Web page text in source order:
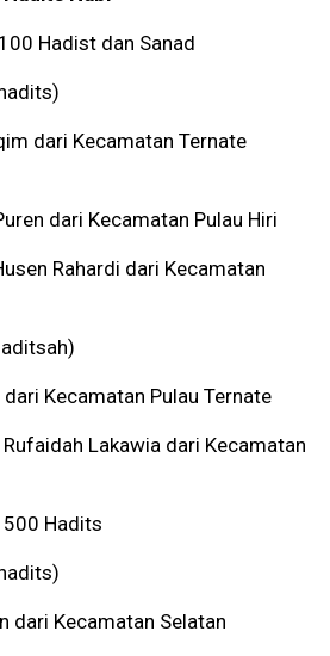
Hadist dan Sanad
dari Kecamatan Ternate
dari Kecamatan Pulau Hiri
Rahardi dari Kecamatan
Kecamatan Pulau Ternate
Lakawia dari Kecamatan
500 Hadits
dari Kecamatan Selatan